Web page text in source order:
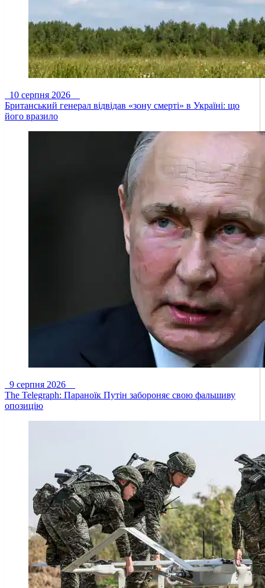
10 серпня 2026
Британський генерал відвідав «зону смерті» в Україні: що
його вразило
9 серпня 2026
The Telegraph: Параноїк Путін забороняє свою фальшиву
опозицію